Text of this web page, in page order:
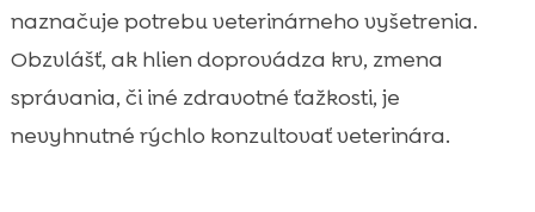
naznačuje potrebu veterinárneho vyšetrenia.
Obzvlášť, ak hlien doprovádza krv, zmena
správania, či iné zdravotné ťažkosti, je
nevyhnutné rýchlo konzultovať veterinára.